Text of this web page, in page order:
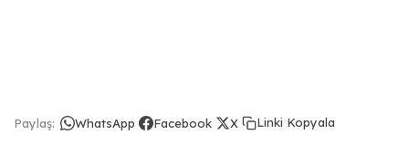
Paylaş: WhatsApp Facebook X Linki Kopyala